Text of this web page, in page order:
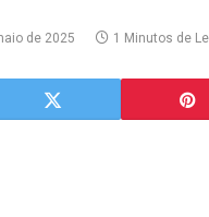
de 2025 1 Minutos de